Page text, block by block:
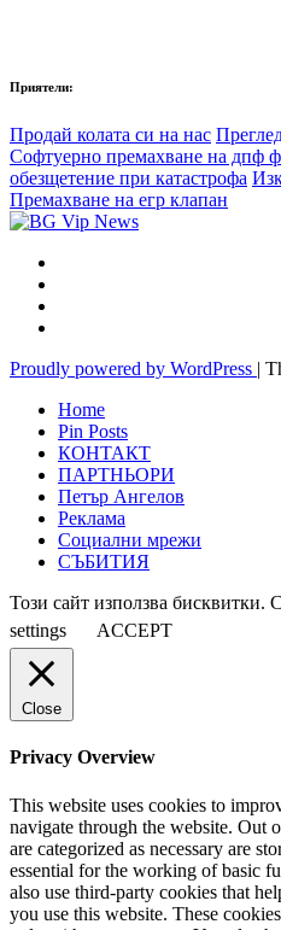
Приятели:
Продай колата си на нас
Софтуерно премахване на дпф
обезщетение при катастрофа
Премахване на егр клапан
Proudly powered by WordPress |
Home
Pin Posts
КОНТАКТ
ПАРТНЬОРИ
Петър Ангелов
Реклама
Социални мрежи
СЪБИТИЯ
Този сайт използва бисквитки.
settings
ACCEPT
Close
Privacy Overview
This website uses cookies to
navigate through the website. Out
are categorized as necessary are
essential for the working of basic
also use third-party cookies that
you use this website. These